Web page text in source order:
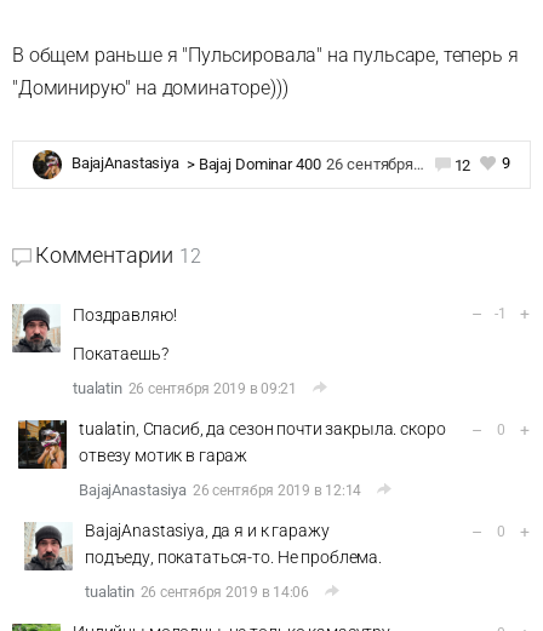
В общем раньше я "Пульсировала" на пульсаре, теперь я
"Доминирую" на доминаторе)))
BajajAnastasiya > Bajaj Dominar 400 26 сентября 2019 в 08:03 12 9
Комментарии 12
Поздравляю!
Покатаешь?
tualatin 26 сентября 2019 в 09:21
– -1 +
tualatin, Спасиб, да сезон почти закрыла. скоро
отвезу мотик в гараж
BajajAnastasiya 26 сентября 2019 в 12:14
– 0 +
BajajAnastasiya, да я и к гаражу
подъеду, покататься-то. Не проблема.
tualatin 26 сентября 2019 в 14:06
– 0 +